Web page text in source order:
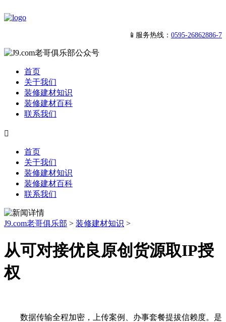
📱服务热线： 0595-26862886-7
首页
关于我们
装修建材知识
装修建材百科
联系我们

首页
关于我们
装修建材知识
装修建材百科
联系我们
J9.com老哥俱乐部 > 装修建材知识 >
从可对接优良原创货源取IP授
权
数据传输全程加密，上传案例、办事套餐提拔信赖度。是